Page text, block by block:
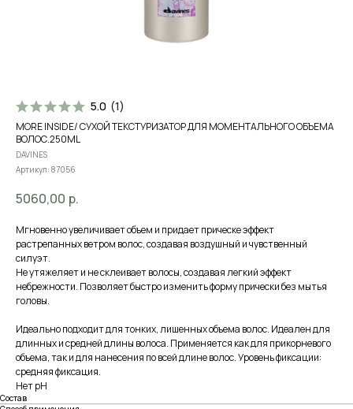
5.0 (1)
MORE INSIDE/ СУХОЙ ТЕКСТУРИЗАТОР ДЛЯ МОМЕНТАЛЬНОГО ОБЪЕМА
ВОЛОС.250ML
DAVINES
Артикул: 87056
5060,00 р.
Мгновенно увеличивает объем и придает прическе эффект
растрепанных ветром волос, создавая воздушный и чувственный
силуэт.
Не утяжеляет и не склеивает волосы, создавая легкий эффект
небрежности. Позволяет быстро изменить форму прически без мытья
головы.
Идеально подходит для тонких, лишенных объема волос. Идеален для
длинных и средней длины волоса. Применяется как для прикорневого
объема, так и для нанесения по всей длине волос. Уровень фиксации:
средняя фиксация.
Нет pH
Состав